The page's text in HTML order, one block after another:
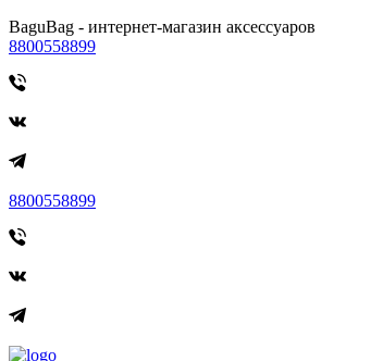
BaguBag - интернет-магазин аксессуаров
8800558899
8800558899